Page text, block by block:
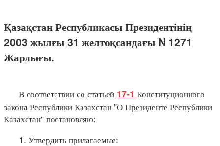
Қазақстан Республикасы Президентінің
2003 жылғы 31 желтоқсандағы N 1271
Жарлығы.
В соответствии со статьей 17-1 Конституционного
закона Республики Казахстан "О Президенте Республики
Казахстан" постановляю:
1. Утвердить прилагаемые: